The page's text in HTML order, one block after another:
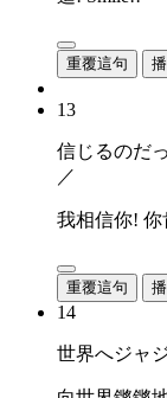
重覆這句
13
信じるのだ
／
我相信你!
重覆這句
14
世界へジャ